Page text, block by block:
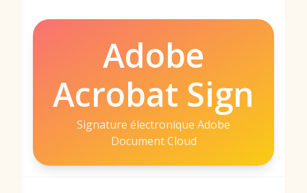
Adobe
Acrobat Sign
Signature électronique Adobe
Document Cloud